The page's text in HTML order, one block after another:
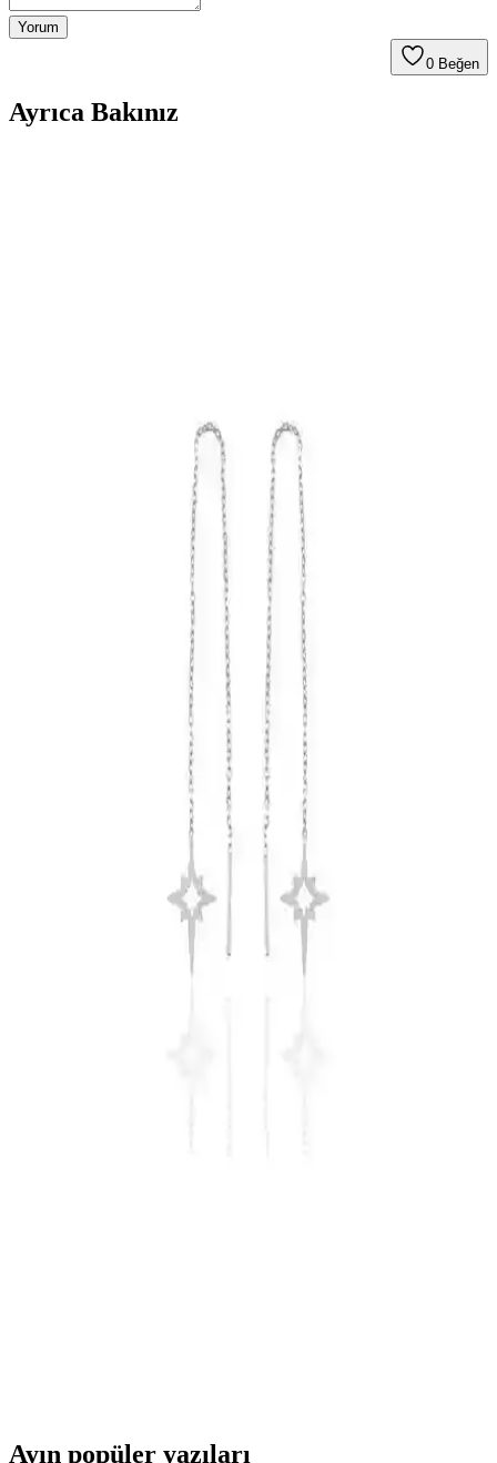
Yorum
0 Beğen
Ayrıca Bakınız
Rose renkli gümüş ve zirkon taşlar ile tasarlanmış 12 mm halka
küpe, şıklık ve zarafeti günlük kullanımda sunar, hafif ve dayanıklı
Cerrahi Çelik ve Mıknatıslı Küpe Setleri
Karşılaştırması: Malzeme, Konfor ve Kullanıcı
Bu makalede, cerrahi çelik ve mıknatıslı küpe setlerinin malzeme,
tasarım, kullanım rahatlığı ve kullanıcı geri bildirimleri açısından
detaylı karşılaştırması yapılmaktadır.
Aurrari Güneş Figürlü Altın Kaplama Küpe: Zarif
ve Enerjik Tasarım Seçenekleri
Aurrari'nin güneş figürlü altın kaplama küpesi, şıklık ve enerjiyi bir
araya getiriyor. Pratik kullanım ve yüksek kaliteyle günlük ve özel
Nereze 925 Ayar Gümüş Zirkon Taşlı Çift Yıldız
Model Küpe Detayları ve Özellikleri
Nereze'nin 925 ayar gümüş ve rose gold kaplama çift yıldız küpesi,
hafifliği ve zarif tasarımıyla günlük ve özel kullanıma uygun, parıltılı
zirkon taşlarıyla dikkat çeker.
Söğütlü Silver Lotus Modeli Küpe Kök Zümrüt ve
Ayın popüler yazıları